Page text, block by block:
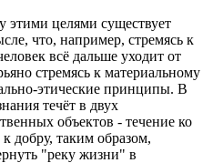
этими целями существует
что, например, стремясь к
всё дальше уходит от
стремясь к материальному
этические принципы. В
течёт в двух
объектов - течение ко
добру, таким образом,
"реку жизни" в